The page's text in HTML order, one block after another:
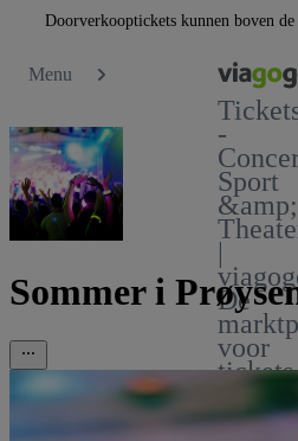
Doorverkooptickets kunnen boven
Menu
-
Sport
&amp;
|
De
voor
tickets
Sommer i